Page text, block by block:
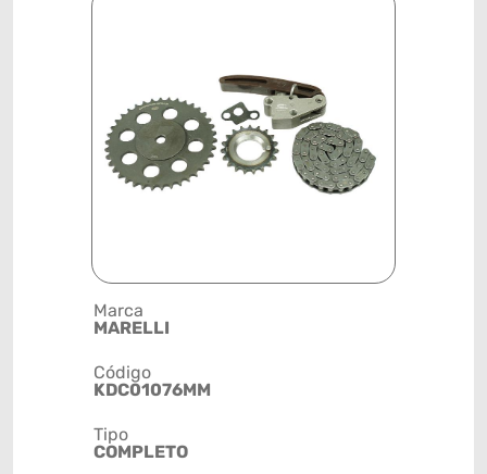
Marca
MARELLI
Código
KDC01076MM
Tipo
COMPLETO